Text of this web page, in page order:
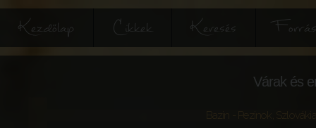
Kezdőlap Cikkek Keresés
Várak és
Bazin - Pezinok Szlovákia